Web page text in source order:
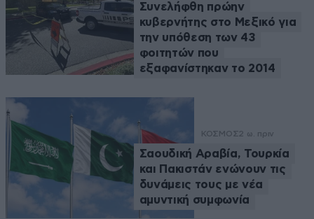
Συνελήφθη πρώην
κυβερνήτης στο Μεξικό για
την υπόθεση των 43
φοιτητών που
εξαφανίστηκαν το 2014
ΚΟΣΜΟΣ2 ω. πριν
Σαουδική Αραβία, Τουρκία
και Πακιστάν ενώνουν τις
δυνάμεις τους με νέα
αμυντική συμφωνία